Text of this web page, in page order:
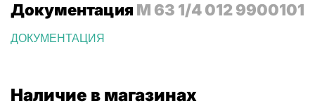
Документация M 63 1/4 012 9900101
ДОКУМЕНТАЦИЯ
Наличие в магазинах